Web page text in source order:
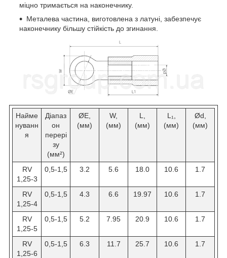
міцно тримається на наконечнику.
Металева частина, виготовлена з латуні, забезпечує
наконечнику більшу стійкість до згинання.
Найме
нуванн
я
Діапаз
он
перері
зу
(мм²)
ØE,
(мм)
W,
(мм)
L,
(мм)
L₁,
(мм)
Ød,
(мм)
RV
1,25-3
0,5-1,5 3.2 5.6 18.0 10.6 1.7
RV
1,25-4
0,5-1,5 4.3 6.6 19.97 10.6 1.7
RV
1,25-5
0,5-1,5 5.2 7.95 20.9 10.6 1.7
RV
1,25-6
0,5-1,5 6.3 11.7 25.7 10.6 1.7